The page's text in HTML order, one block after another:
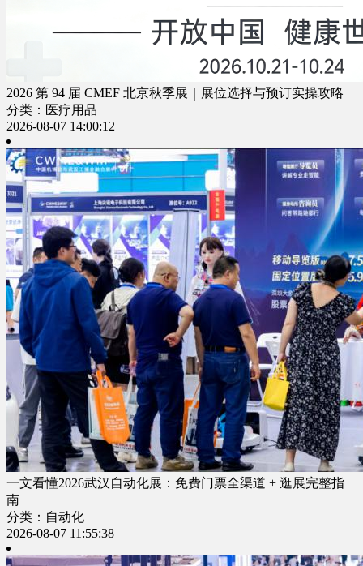
2026 第 94 届 CMEF 北京秋季展｜展位选择与预订实操攻略
分类：医疗用品
2026-08-07 14:00:12
一文看懂2026武汉自动化展：免费门票全渠道 + 逛展完整指
南
分类：自动化
2026-08-07 11:55:38